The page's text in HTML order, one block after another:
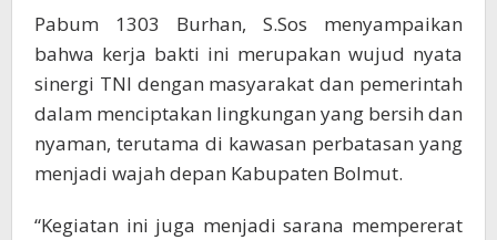
Pabum 1303 Burhan, S.Sos menyampaikan
bahwa kerja bakti ini merupakan wujud nyata
sinergi TNI dengan masyarakat dan pemerintah
dalam menciptakan lingkungan yang bersih dan
nyaman, terutama di kawasan perbatasan yang
menjadi wajah depan Kabupaten Bolmut.
“Kegiatan ini juga menjadi sarana mempererat